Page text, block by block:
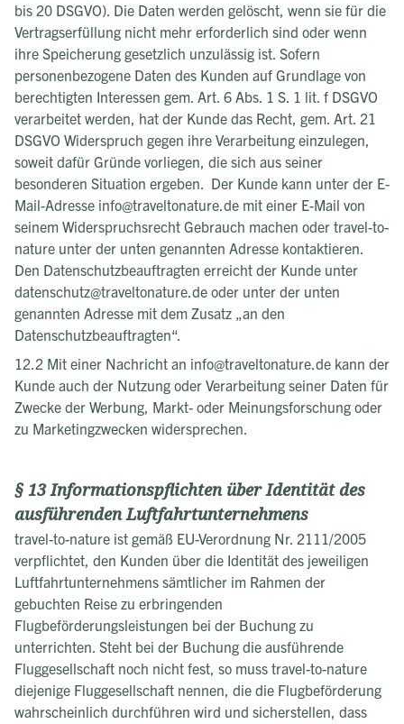
bis 20 DSGVO). Die Daten werden gelöscht, wenn sie für die
Vertragserfüllung nicht mehr erforderlich sind oder wenn
ihre Speicherung gesetzlich unzulässig ist. Sofern
personenbezogene Daten des Kunden auf Grundlage von
berechtigten Interessen gem. Art. 6 Abs. 1 S. 1 lit. f DSGVO
verarbeitet werden, hat der Kunde das Recht, gem. Art. 21
DSGVO Widerspruch gegen ihre Verarbeitung einzulegen,
soweit dafür Gründe vorliegen, die sich aus seiner
besonderen Situation ergeben. Der Kunde kann unter der E-
Mail-Adresse info@traveltonature.de mit einer E-Mail von
seinem Widerspruchsrecht Gebrauch machen oder travel-to-
nature unter der unten genannten Adresse kontaktieren.
Den Datenschutzbeauftragten erreicht der Kunde unter
datenschutz@traveltonature.de oder unter der unten
genannten Adresse mit dem Zusatz „an den
Datenschutzbeauftragten“.
12.2 Mit einer Nachricht an info@traveltonature.de kann der
Kunde auch der Nutzung oder Verarbeitung seiner Daten für
Zwecke der Werbung, Markt- oder Meinungsforschung oder
zu Marketingzwecken widersprechen.
§ 13 Informationspflichten über Identität des
ausführenden Luftfahrtunternehmens
travel-to-nature ist gemäß EU-Verordnung Nr. 2111/2005
verpflichtet, den Kunden über die Identität des jeweiligen
Luftfahrtunternehmens sämtlicher im Rahmen der
gebuchten Reise zu erbringenden
Flugbeförderungsleistungen bei der Buchung zu
unterrichten. Steht bei der Buchung die ausführende
Fluggesellschaft noch nicht fest, so muss travel-to-nature
diejenige Fluggesellschaft nennen, die die Flugbeförderung
wahrscheinlich durchführen wird und sicherstellen, dass